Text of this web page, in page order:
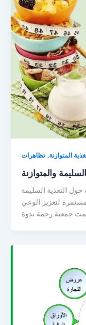
المتوازنة, تظاهرات
والمتوازنة
التغذية السليمة
لتعزيز الوعي
جمعية رحمة ندوة